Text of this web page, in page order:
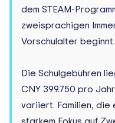
dem STEAM-
zweisprachigen
Vorschulalter beginnt.
Die Schulgebühren
CNY 399.750 pro
variiert. Familien, die